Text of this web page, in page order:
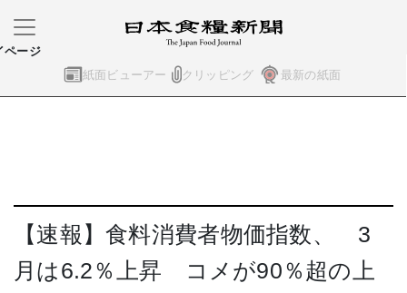
紙面ビューアー クリッピング 最新の紙面
ページ
【速報】食料消費者物価指数、 3
月は6.2％上昇 コメが90％超の上